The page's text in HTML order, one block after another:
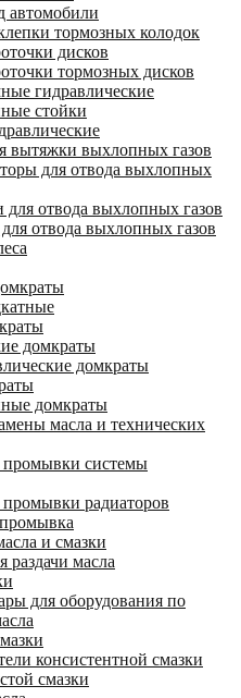
автомобили
тормозных колодок
дисков
тормозных дисков
гидравлические
стойки
вытяжки выхлопных газов
для отвода выхлопных
отвода выхлопных газов
отвода выхлопных газов
домкраты
домкраты
домкраты
масла и технических
системы
радиаторов
и смазки
раздачи масла
для оборудования по
консистентной смазки
смазки